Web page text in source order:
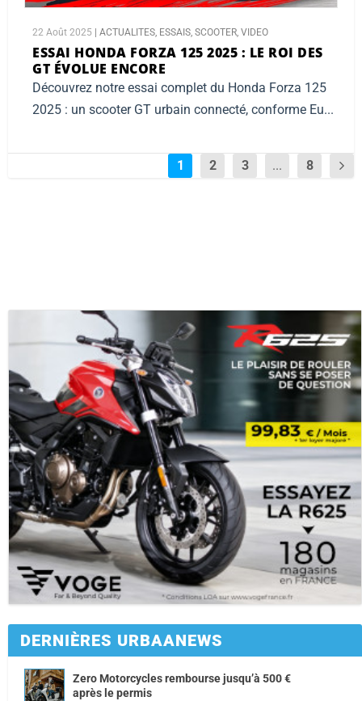
22 Août 2025 ACTUALITES, ESSAIS, SCOOTER, VIDEO
ESSAI HONDA FORZA 125 2025 : LE ROI DES
GT ÉVOLUE ENCORE
Découvrez notre essai complet du Honda Forza 125
2025 : un scooter GT urbain connecté, conforme Eu...
1 2 3 ... 8
DERNIÈRES URBAANEWS
Zero Motorcycles rembourse jusqu’à 500 €
après le permis